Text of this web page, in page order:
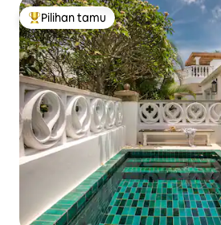
Pilihan tamu terpopuler
Pilihan tamu